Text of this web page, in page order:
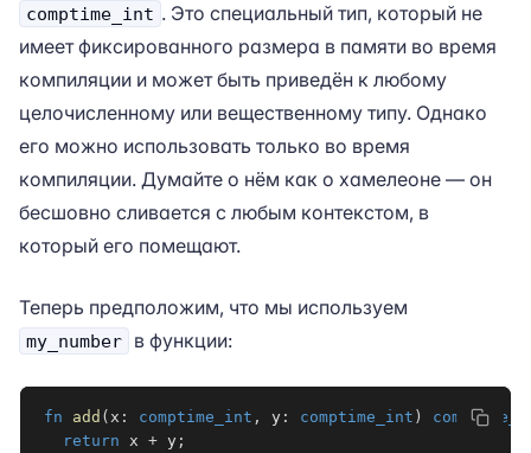
comptime_int . Это специальный тип, который не
имеет фиксированного размера в памяти во время
компиляции и может быть приведён к любому
целочисленному или вещественному типу. Однако
его можно использовать только во время
компиляции. Думайте о нём как о хамелеоне — он
бесшовно сливается с любым контекстом, в
который его помещают.
Теперь предположим, что мы используем
my_number в функции:
fn add ( x : comptime_int , y : comptime_int )
return x + y ;